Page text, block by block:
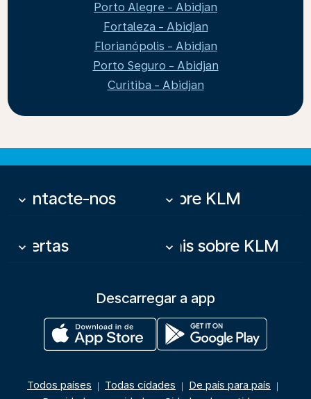
Porto Alegre - Abidjan
Fortaleza - Abidjan
Florianópolis - Abidjan
Porto Seguro - Abidjan
Curitiba - Abidjan
Contacte-nos
keyboard_arrow_down Sobre KLM
keyboard_arrow_down
Ofertas
keyboard_arrow_down Mais sobre KLM
keyboard_arrow_down
Descarregar a app
Todos países | Todas cidades | De país para país |